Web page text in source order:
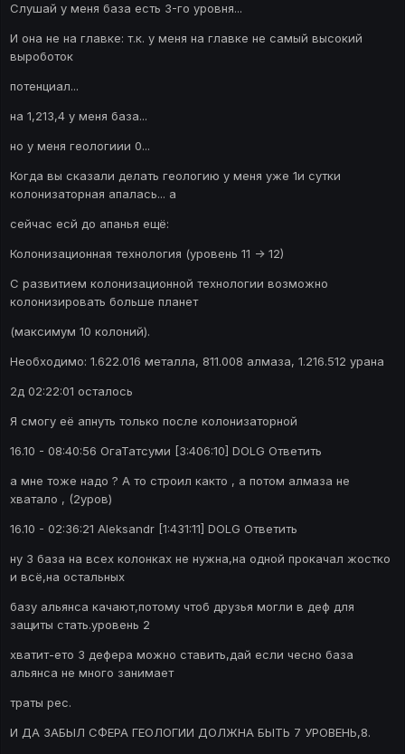
Слушай у меня база есть 3-го уровня...
И она не на главке: т.к. у меня на главке не самый высокий
выроботок
потенциал...
на 1,213,4 у меня база...
но у меня геологиии 0...
Когда вы сказали делать геологию у меня уже 1и сутки
колонизаторная апалась... а
сейчас есй до апанья ещё:
Колонизационная технология (уровень 11 -> 12)
С развитием колонизационной технологии возможно
колонизировать больше планет
(максимум 10 колоний).
Необходимо: 1.622.016 металла, 811.008 алмаза, 1.216.512 урана
2д 02:22:01 осталось
Я смогу её апнуть только после колонизаторной
16.10 - 08:40:56 ОгаТатсуми [3:406:10] DOLG Ответить
а мне тоже надо ? А то строил както , а потом алмаза не
хватало , (2уров)
16.10 - 02:36:21 Aleksandr [1:431:11] DOLG Ответить
ну 3 база на всех колонках не нужна,на одной прокачал жостко
и всё,на остальных
базу альянса качают,потому чтоб друзья могли в деф для
защиты стать.уровень 2
хватит-ето 3 дефера можно ставить,дай если чесно база
альянса не много занимает
траты рес.
И ДА ЗАБЫЛ СФЕРА ГЕОЛОГИИ ДОЛЖНА БЫТЬ 7 УРОВЕНЬ,8.